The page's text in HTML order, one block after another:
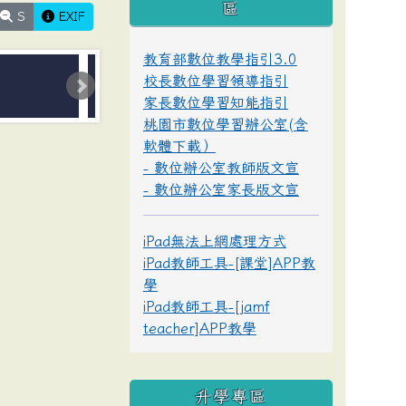
S EXIF
區
教育部數位教學指引3.0
校長數位學習領導指引
家長數位學習知能指引
桃園市數位學習辦公室(含
軟體下載）
- 數位辦公室教師版文宣
- 數位辦公室家長版文宣
iPad無法上網處理方式
iPad教師工具-[課堂]APP教
學
iPad教師工具-[jamf
teacher]APP教學
升學專區